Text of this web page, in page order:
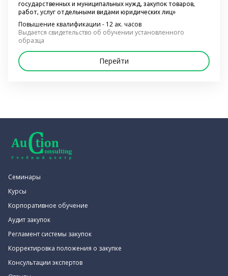
государственных и муниципальных нужд, закупок товаров,
работ, услуг отдельными видами юридических лиц»
Повышение квалификации - 12 ак. часов
Выдается свидетельство об обучении установленного
образца
Перейти
Семинары
Курсы
Корпоративное обучение
Аудит закупок
Регламент системы закупок
Корректировка положения о закупке
Консультации экспертов